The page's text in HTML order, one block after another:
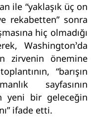
ile “yaklaşık üç on
rekabetten” sonra
hiç olmadığı
Washington’da
zirvenin önemine
“barışın
sayfasının
yeni bir geleceğin
ifade etti.